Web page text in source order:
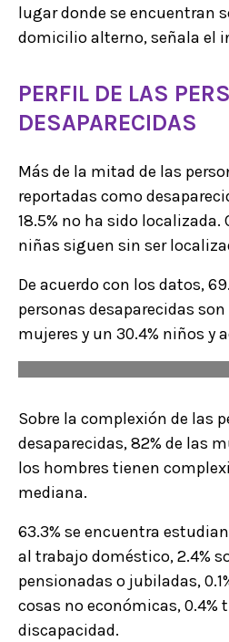
lugar donde se encuentran
domicilio alterno, señala el
PERFIL DE LAS
DESAPARECIDAS
Más de la mitad de las
reportadas como
18.5% no ha sido localizada.
niñas siguen sin ser
De acuerdo con los datos,
personas desaparecidas
mujeres y un 30.4% niños y
Sobre la complexión de las
desaparecidas, 82% de las
los hombres tienen
mediana.
63.3% se encuentra
al trabajo doméstico, 2.4%
pensionadas o jubiladas,
cosas no económicas, 0.4%
discapacidad.